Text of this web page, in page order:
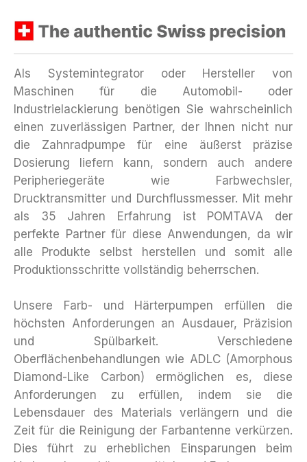
Als Systemintegrator oder Hersteller von
Maschinen für die Automobil- oder
Industrielackierung benötigen Sie wahrscheinlich
einen zuverlässigen Partner, der Ihnen nicht nur
die Zahnradpumpe für eine äußerst präzise
Dosierung liefern kann, sondern auch andere
Peripheriegeräte wie Farbwechsler,
Drucktransmitter und Durchflussmesser. Mit mehr
als 35 Jahren Erfahrung ist POMTAVA der
perfekte Partner für diese Anwendungen, da wir
alle Produkte selbst herstellen und somit alle
Produktionsschritte vollständig beherrschen.
Unsere Farb- und Härterpumpen erfüllen die
höchsten Anforderungen an Ausdauer, Präzision
und Spülbarkeit. Verschiedene
Oberflächenbehandlungen wie ADLC (Amorphous
Diamond-Like Carbon) ermöglichen es, diese
Anforderungen zu erfüllen, indem sie die
Lebensdauer des Materials verlängern und die
Zeit für die Reinigung der Farbantenne verkürzen.
Dies führt zu erheblichen Einsparungen beim